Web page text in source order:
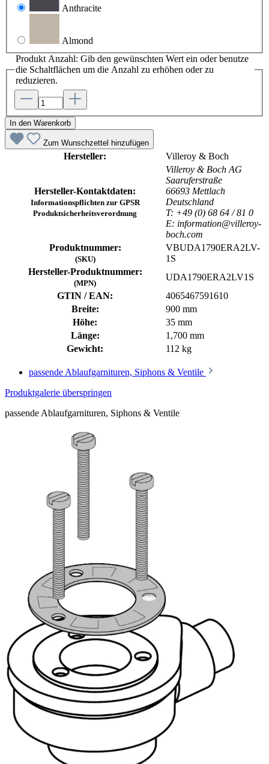
Anthracite
Almond
Produkt Anzahl: Gib den gewünschten Wert ein oder benutze
die Schaltflächen um die Anzahl zu erhöhen oder zu
reduzieren.
In den Warenkorb
Zum Wunschzettel hinzufügen
Hersteller: Villeroy & Boch
Hersteller-Kontaktdaten:
Informationspflichten zur GPSR
Produktsicherheitsverordnung
Villeroy & Boch AG
Saaruferstraße
66693 Mettlach
Deutschland
T: +49 (0) 68 64 / 81 0
E: information@villeroy-
boch.com
Produktnummer:
(SKU)
VBUDA1790ERA2LV-
1S
Hersteller-Produktnummer:
(MPN)
UDA1790ERA2LV1S
GTIN / EAN:
4065467591610
Breite:
900 mm
Höhe:
35 mm
Länge:
1,700 mm
Gewicht:
112 kg
passende Ablaufgarnituren, Siphons & Ventile
Produktgalerie überspringen
passende Ablaufgarnituren, Siphons & Ventile